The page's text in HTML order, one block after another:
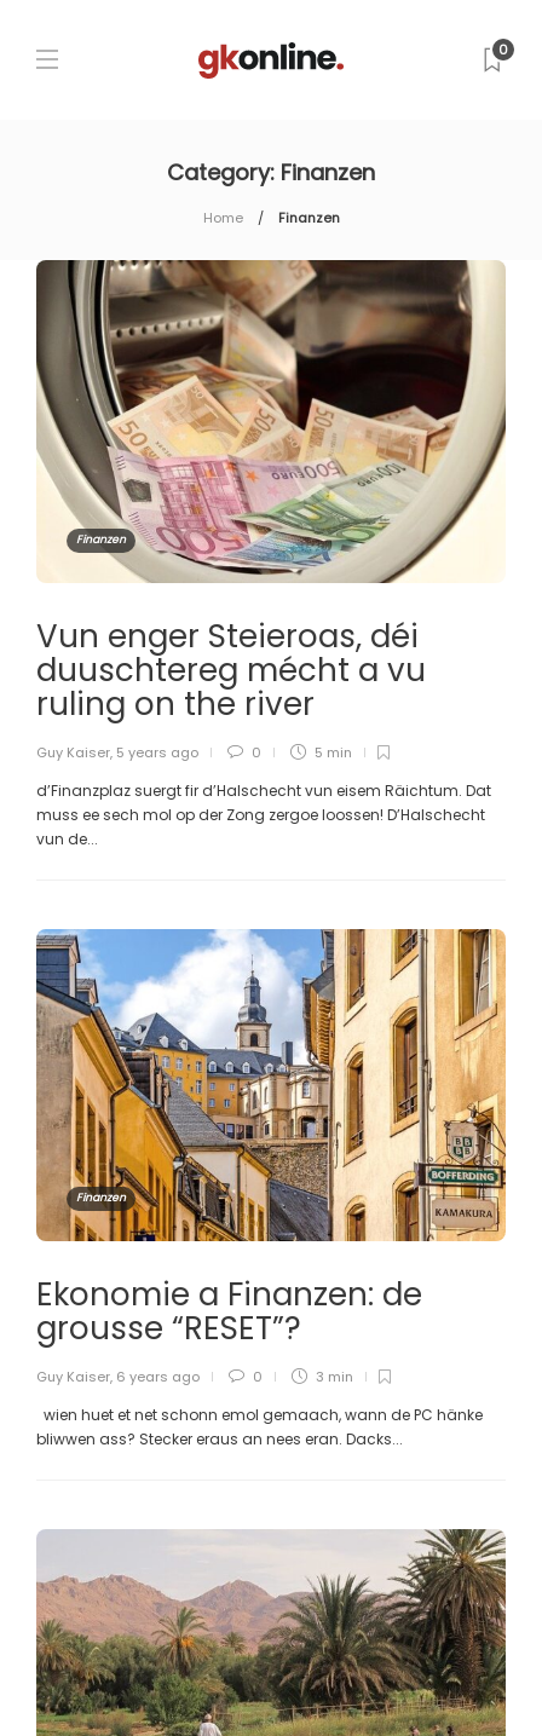
0
Category: Finanzen
Home Finanzen
Finanzen
Vun enger Steieroas, déi
duuschtereg mécht a vu
ruling on the river
Guy Kaiser, 5 years ago 0 5 min
d’Finanzplaz suergt fir d’Halschecht vun eisem Räichtum. Dat
muss ee sech mol op der Zong zergoe loossen! D’Halschecht
vun de...
Finanzen
Ekonomie a Finanzen: de
grousse “RESET”?
Guy Kaiser, 6 years ago 0 3 min
wien huet et net schonn emol gemaach, wann de PC hänke
bliwwen ass? Stecker eraus an nees eran. Dacks...